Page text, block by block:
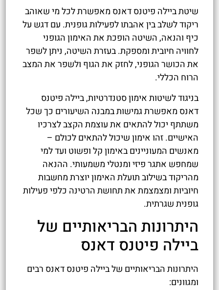
שיטת ביילה פיטנס דאנס מאפשרת לכל מי שאוהב
ריקוד לשלב בין אהבתו לפעילות גופנית. עם דגש על
כיף והנאה, השיטה הופכת את האימון הגופני
לחוויה חיובית ומספקת. בעזרת השיטה, ניתן לשפר
את הכושר הגופני, לחזק את הגוף ולשפר את המצב
הרוח הכללי.
בניגוד לשיטות אימון סטנדרטיות, ביילה פיטנס
דאנס מאפשרת גמישות במבנה השיעורים כך שכל
משתתף יכול להתאים את עוצמת הקצב לצרכיו
האישיים. זהו אימון שיכול להתאים לכולם –
מאנשים המעוניינים באימון קל ופשוט ועד למי
שמחפש אתגר פיזי ומנטלי משמעותי. ההנאה
מהריקוד בשילוב תועלת האימון יוצרת מחשבות
חיוביות ומצמצמת את תחושת הרטינה כלפי פעילות
גופנית שגרתית.
היתרונות הבריאותיים של
ביילה פיטנס דאנס
היתרונות הבריאותיים של ביילה פיטנס דאנס רבים
ומגוונים: